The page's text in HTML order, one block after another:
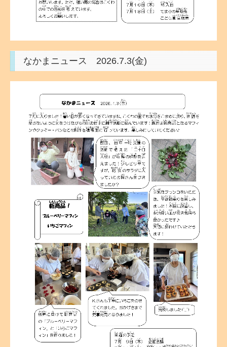
なかまニュース 2026.7.3(金)